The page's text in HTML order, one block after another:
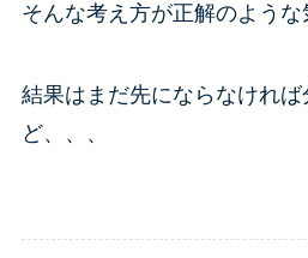
そんな考え方が正解のような
結果はまだ先にならなけれ
ど、、、